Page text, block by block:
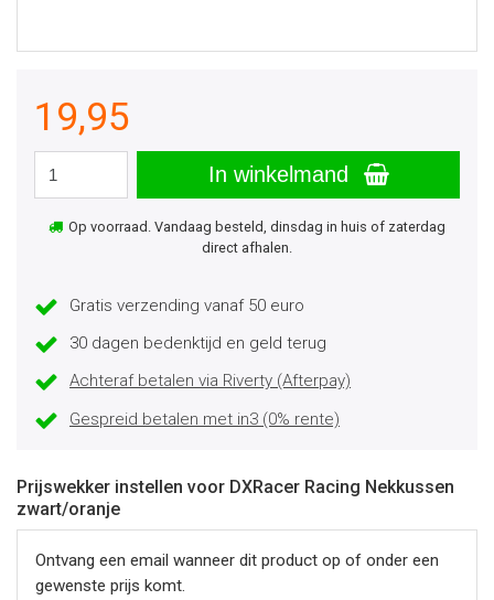
19,95
In winkelmand
Op voorraad. Vandaag besteld, dinsdag in huis of zaterdag
direct afhalen.
Gratis verzending vanaf 50 euro
30 dagen bedenktijd en geld terug
Achteraf betalen via Riverty (Afterpay)
Gespreid betalen met in3 (0% rente)
Prijswekker instellen voor DXRacer Racing Nekkussen
zwart/oranje
Ontvang een email wanneer dit product op of onder een
gewenste prijs komt.